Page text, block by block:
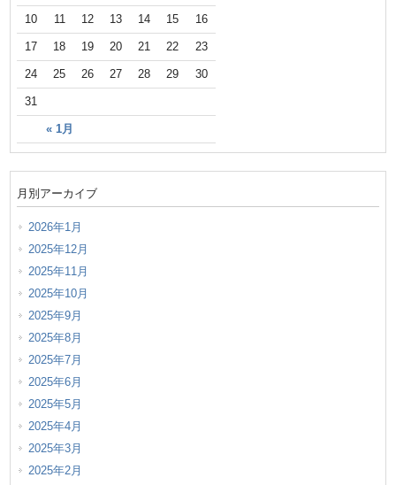
« 1月
10 11 12 13 14 15 16
17 18 19 20 21 22 23
24 25 26 27 28 29 30
31
月別アーカイブ
2026年1月
2025年12月
2025年11月
2025年10月
2025年9月
2025年8月
2025年7月
2025年6月
2025年5月
2025年4月
2025年3月
2025年2月